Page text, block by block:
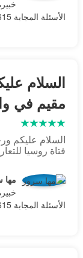
الأسئلة المجابة 27615 | نسبة الرضا 97.6%
السلام
مقيم في
السلام عليكم
فتاة روسيا
مها
الأسئلة المجابة 27615 | نسبة الرضا 97.6%